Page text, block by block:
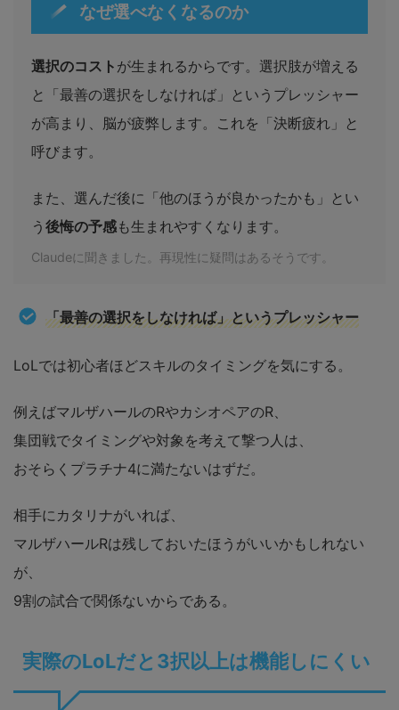
なぜ選べなくなるのか
選択のコスト が生まれるからです。選択肢が増える
と「最善の選択をしなければ」というプレッシャー
が高まり、脳が疲弊します。これを「決断疲れ」と
呼びます。
また、選んだ後に「他のほうが良かったかも」とい
う 後悔の予感も生まれやすくなります。
Claudeに聞きました。再現性に疑問はあるそうです。
「最善の選択をしなければ」というプレッシャー
LoLでは初心者ほどスキルのタイミングを気にする。
例えばマルザハールのRやカシオペアのR、
集団戦でタイミングや対象を考えて撃つ人は、
おそらくプラチナ4に満たないはずだ。
相手にカタリナがいれば、
マルザハールRは残しておいたほうがいいかもしれない
が、
9割の試合で関係ないからである。
実際のLoLだと3択以上は機能しにくい